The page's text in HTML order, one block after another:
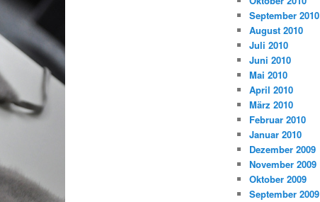
September 2010
August 2010
Juli 2010
Juni 2010
Mai 2010
April 2010
März 2010
Februar 2010
Januar 2010
Dezember 2009
November 2009
Oktober 2009
September 2009